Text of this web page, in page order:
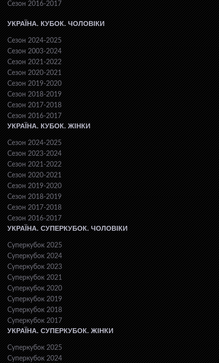
Сезон 2016-2017
УКРАЇНА. КУБОК. ЧОЛОВІКИ
Сезон 2024-2025
Сезон 2003-2024
Сезон 2021-2022
Сезон 2020-2021
Сезон 2019-2020
Сезон 2018-2019
Сезон 2017-2018
Сезон 2016-2017
УКРАЇНА. КУБОК. ЖІНКИ
Сезон 2024-2025
Сезон 2023-2024
Сезон 2021-2022
Сезон 2020-2021
Сезон 2019-2020
Сезон 2018-2019
Сезон 2017-2018
Сезон 2016-2017
УКРАЇНА. СУПЕРКУБОК. ЧОЛОВІКИ
Суперкубок 2025
Суперкубок 2024
Суперкубок 2023
Суперкубок 2021
Суперкубок 2020
Суперкубок 2019
Суперкубок 2018
Суперкубок 2017
УКРАЇНА. СУПЕРКУБОК. ЖІНКИ
Суперкубок 2025
Суперкубок 2024